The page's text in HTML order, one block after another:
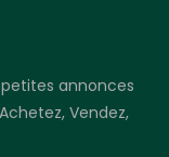
petites annonces
Vendez,